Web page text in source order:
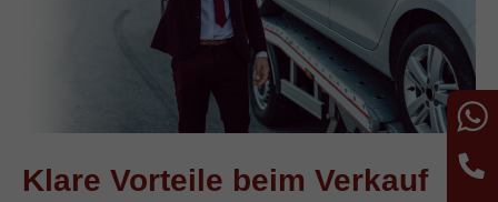
Klare Vorteile beim Verkauf